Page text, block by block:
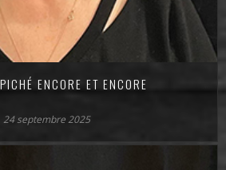
ENCORE ET ENCORE
24 septembre 2025